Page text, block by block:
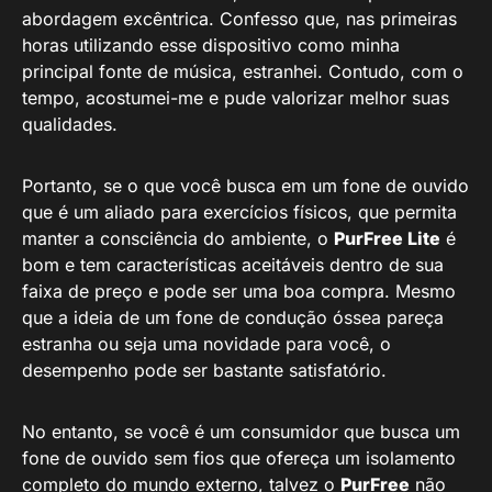
abordagem excêntrica. Confesso que, nas primeiras
horas utilizando esse dispositivo como minha
principal fonte de música, estranhei. Contudo, com o
tempo, acostumei-me e pude valorizar melhor suas
qualidades.
Portanto, se o que você busca em um fone de ouvido
que é um aliado para exercícios físicos, que permita
manter a consciência do ambiente, o PurFree Lite é
bom e tem características aceitáveis dentro de sua
faixa de preço e pode ser uma boa compra. Mesmo
que a ideia de um fone de condução óssea pareça
estranha ou seja uma novidade para você, o
desempenho pode ser bastante satisfatório.
No entanto, se você é um consumidor que busca um
fone de ouvido sem fios que ofereça um isolamento
completo do mundo externo, talvez o PurFree não